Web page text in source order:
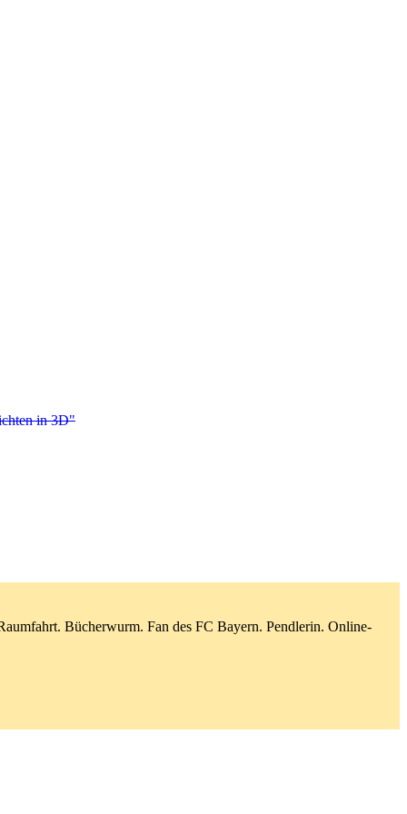
in 3D"
Bücherwurm. Fan des FC Bayern. Pendlerin. Online-